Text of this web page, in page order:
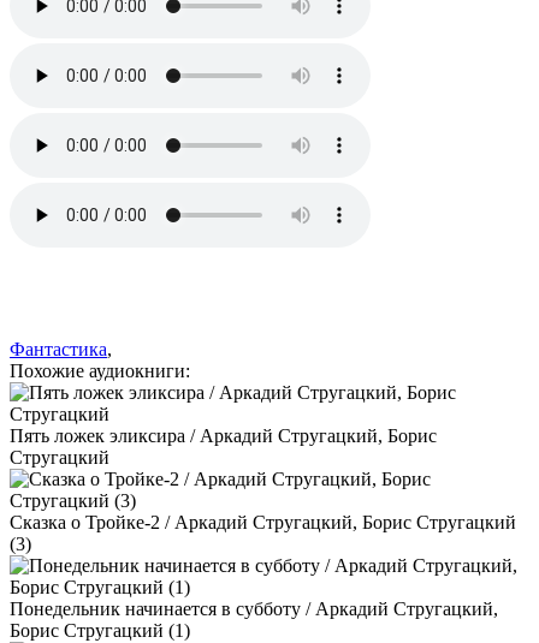
Фантастика,
Похожие аудиокниги:
Пять ложек эликсира / Аркадий Стругацкий, Борис
Стругацкий
Сказка о Тройке-2 / Аркадий Стругацкий, Борис Стругацкий
(3)
Понедельник начинается в субботу / Аркадий Стругацкий,
Борис Стругацкий (1)